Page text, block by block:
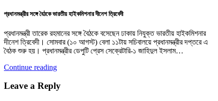
প্রধানমন্ত্রীর সঙ্গে বৈঠকে ভারতীয় হাইকমিশনার দীনেশ ত্রিবেদী
প্রধানমন্ত্রী তারেক রহমানের সঙ্গে বৈঠকে বসেছেন ঢাকায় নিযুক্ত ভারতীয় হাইকমিশনার
দীনেশ ত্রিবেদী। সোমবার (১০ আগস্ট) বেলা ১১টায় সচিবালয়ে প্রধানমন্ত্রীর দপ্তরে এ
বৈঠক শুরু হয়। প্রধানমন্ত্রীর ডেপুটি প্রেস সেক্রেটারি-১ জাহিদুল ইসলাম…
Continue reading
Leave a Reply